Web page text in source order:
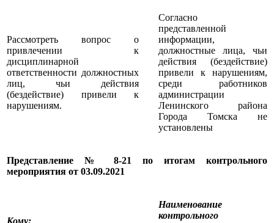
Рассмотреть вопрос о
привлечении к
дисциплинарной
ответственности должностных
лиц, чьи действия
(бездействие) привели к
нарушениям.
Согласно
представленной
информации,
должностные лица, чьи
действия (бездействие)
привели к нарушениям,
среди работников
администрации
Ленинского района
Города Томска не
установлены
Представление № 8-21 по итогам контрольного
мероприятия от 03.09.2021
Кому:
Наименование
контрольного